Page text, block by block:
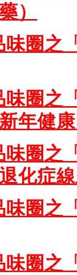
）
圈之
圈之
年健
圈之
化症
圈之
圈之